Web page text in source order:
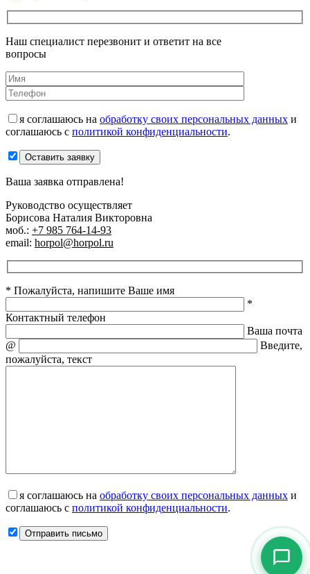
Наш специалист перезвонит и ответит на все
вопросы
я соглашаюсь на обработку своих персональных данных и
соглашаюсь с политикой конфиденциальности.
Оставить заявку
Ваша заявка отправлена!
Руководство осуществляет
Борисова Наталия Викторовна
моб.: +7 985 764-14-93
email: horpol@horpol.ru
* Пожалуйста, напишите Ваше имя
*
Контактный телефон
Ваша почта
@
Введите,
пожалуйста, текст
я соглашаюсь на обработку своих персональных данных и
соглашаюсь с политикой конфиденциальности.